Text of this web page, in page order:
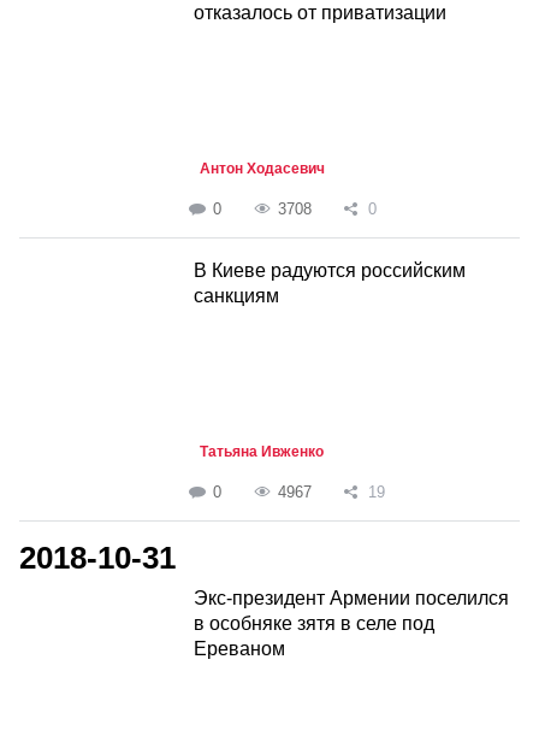
отказалось от приватизации
Антон Ходасевич
0 3708 0
В Киеве радуются российским
санкциям
Татьяна Ивженко
0 4967 19
2018-10-31
Экс-президент Армении поселился
в особняке зятя в селе под
Ереваном